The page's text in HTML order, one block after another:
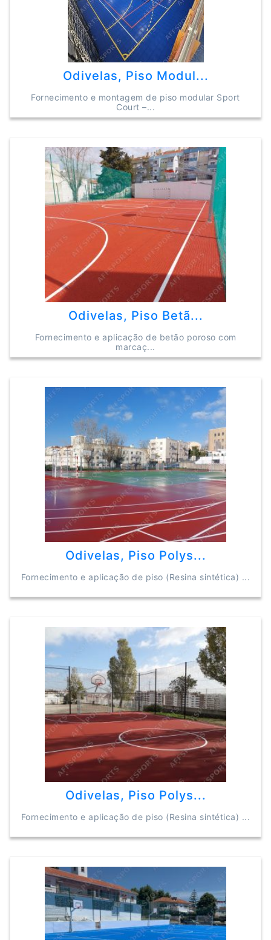
Odivelas, Piso Modul...
Fornecimento e montagem de piso modular Sport
Court –...
Odivelas, Piso Betã...
Fornecimento e aplicação de betão poroso com
marcaç...
Odivelas, Piso Polys...
Fornecimento e aplicação de piso (Resina sintética) ...
Odivelas, Piso Polys...
Fornecimento e aplicação de piso (Resina sintética) ...